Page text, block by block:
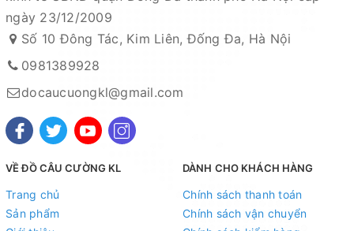
ngày 23/12/2009
Số 10 Đông Tác, Kim Liên, Đống Đa, Hà Nội
0981389928
docaucuongkl@gmail.com
VỀ ĐỒ CÂU CƯỜNG KL
Trang chủ
Sản phẩm
DÀNH CHO KHÁCH HÀNG
Chính sách thanh toán
Chính sách vận chuyển